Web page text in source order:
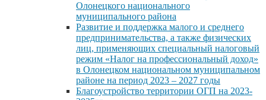
Олонецкого национального
муниципального района
Развитие и поддержка малого и среднего
предпринимательства, а также физических
лиц, применяющих специальный налоговый
режим «Налог на профессиональный доход»
в Олонецком национальном муниципальном
районе на период 2023 – 2027 годы
Благоустройство территории ОГП на 2023-